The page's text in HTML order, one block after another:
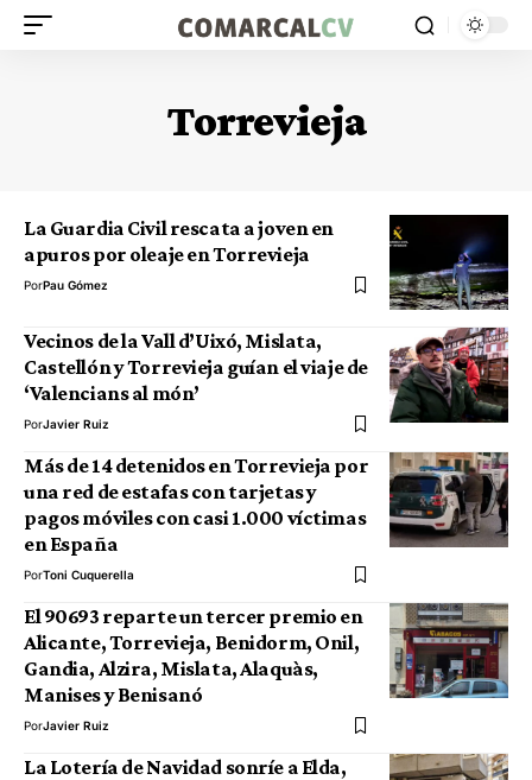
Torrevieja
La Guardia Civil rescata a joven en
apuros por oleaje en Torrevieja
PorPau Gómez
Vecinos de la Vall d’Uixó, Mislata,
Castellón y Torrevieja guían el viaje de
‘Valencians al món’
PorJavier Ruiz
Más de 14 detenidos en Torrevieja por
una red de estafas con tarjetas y
pagos móviles con casi 1.000 víctimas
en España
PorToni Cuquerella
El 90693 reparte un tercer premio en
Alicante, Torrevieja, Benidorm, Onil,
Gandia, Alzira, Mislata, Alaquàs,
Manises y Benisanó
PorJavier Ruiz
La Lotería de Navidad sonríe a Elda,